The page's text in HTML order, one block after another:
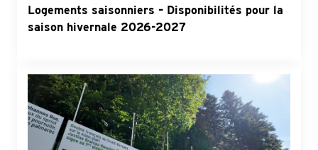
Logements saisonniers – Disponibilités pour la
saison hivernale 2026-2027